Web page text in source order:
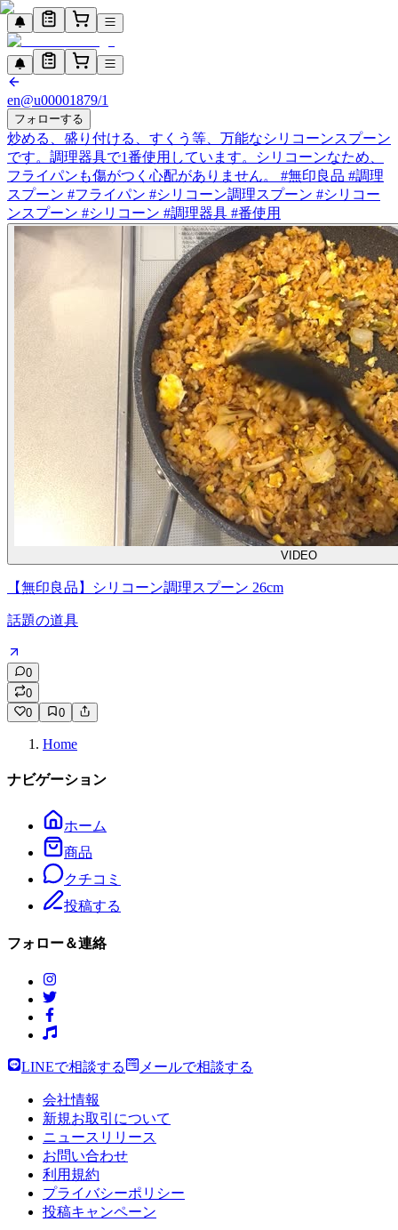
en@u00001879/1
フォローする
炒める、盛り付ける、すくう等、万能なシリコーンスプーン
です。調理器具で1番使用しています。シリコーンなため、
フライパンも傷がつく心配がありません。 #無印良品 #調理
スプーン #フライパン #シリコーン調理スプーン #シリコー
ンスプーン #シリコーン #調理器具 #番使用
VIDEO
【無印良品】シリコーン調理スプーン 26cm
話題の道具
0
0
0
0
Home
ナビゲーション
ホーム
商品
クチコミ
投稿する
フォロー＆連絡
LINEで相談する メールで相談する
会社情報
新規お取引について
ニュースリリース
お問い合わせ
利用規約
プライバシーポリシー
投稿キャンペーン